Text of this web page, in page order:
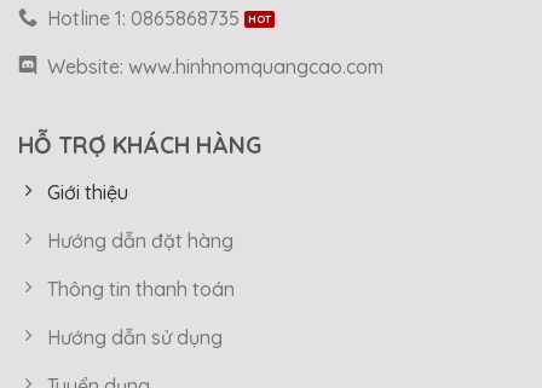
Hotline 1: 0865868735
Website: www.hinhnomquangcao.com
HỖ TRỢ KHÁCH HÀNG
Giới thiệu
Hướng dẫn đặt hàng
Thông tin thanh toán
Hướng dẫn sử dụng